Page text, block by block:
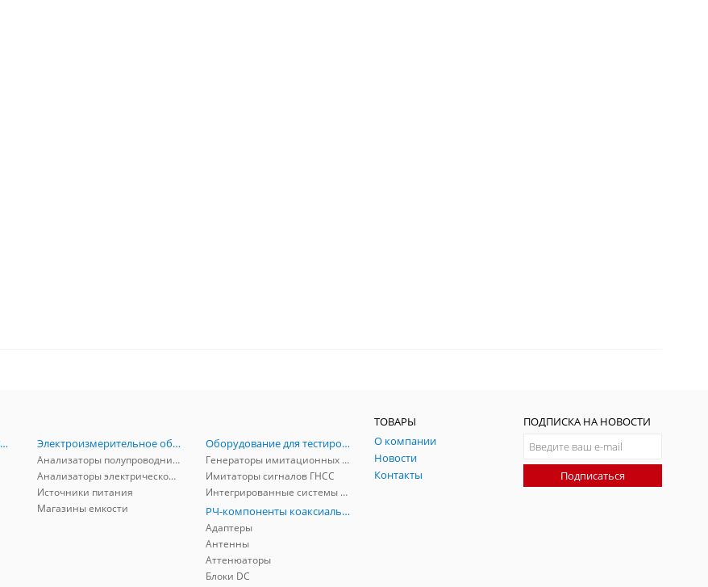
Радиоизмерительное оборудование
Электроизмерительное оборудование
Анализаторы полупроводников
Анализаторы электрической мощности
Источники питания
Магазины емкости
Оборудование для тестирования и симуляции ГНСС
Генераторы имитационных и заградительных помех
Имитаторы сигналов ГНСС
Интегрированные системы защиты от ГНСС-помех
РЧ-компоненты коаксиальные
Адаптеры
Антенны
Аттенюаторы
Блоки DC
ТОВАРЫ
О компании
Новости
Контакты
ПОДПИСКА НА НОВОСТИ
Подписаться